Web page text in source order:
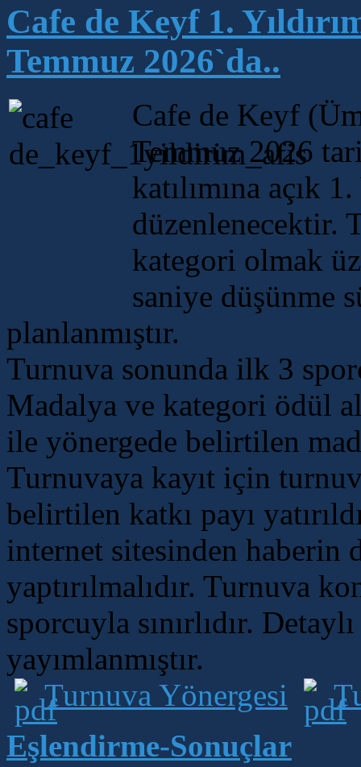
Cafe de Keyf 1.
Temmuz 2026`da..
Cafe de Keyf
Temmuz 2026
katılımına açık
düzenlenecektir.
kategori olmak
saniye düşünme
planlanmıştır.
Turnuva sonunda ilk 3
Madalya ve kategori ödül
ile yönergede belirtilen
Turnuvaya kayıt için
belirtilen katkı payı
internet sitesinden haberin
yaptırılmalıdır. Turnuva
sporcuyla sınırlıdır.
yayımlanmıştır.
Turnuva Yönergesi
Eşlendirme-Sonuçlar